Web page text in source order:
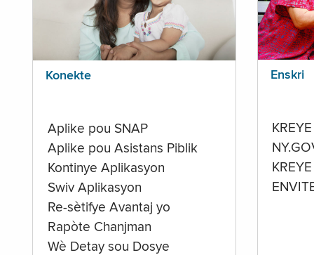
Konekte
Aplike pou SNAP
Aplike pou Asistans Piblik
Kontinye Aplikasyon
Swiv Aplikasyon
Re-sètifye Avantaj yo
Rapòte Chanjman
Wè Detay sou Dosye
Enskri